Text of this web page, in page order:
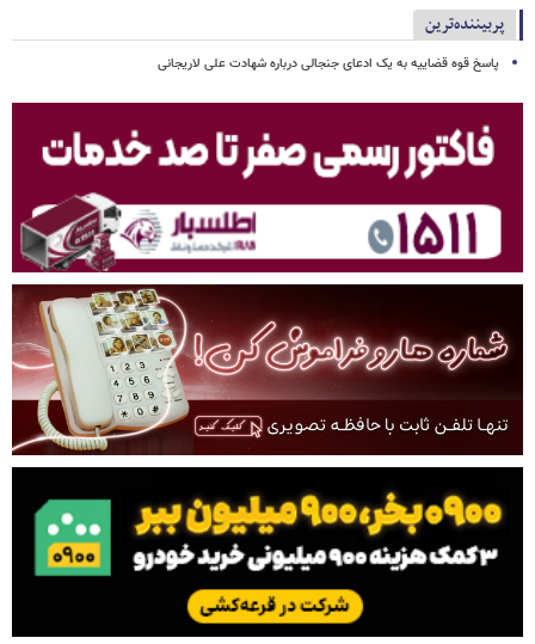
پربیننده‌ترین
پاسخ قوه قضاییه به یک ادعای جنجالی درباره شهادت علی لاریجانی